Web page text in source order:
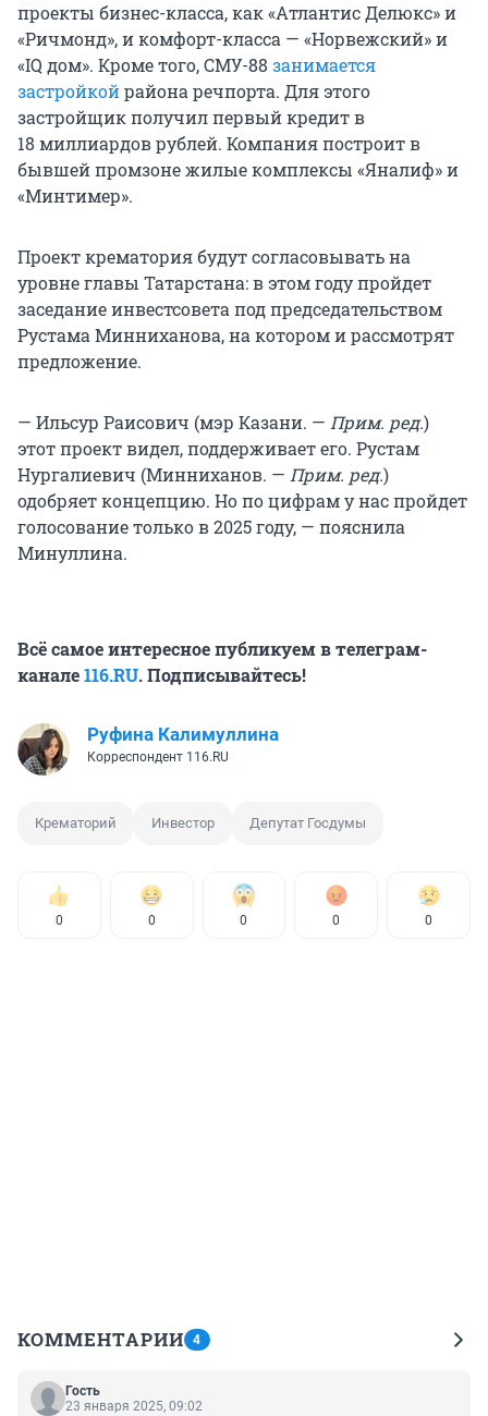
проекты бизнес-класса, как «Атлантис Делюкс» и
«Ричмонд», и комфорт-класса — «Норвежский» и
«IQ дом». Кроме того, СМУ-88 занимается
застройкойрайона речпорта. Для этого
застройщик получил первый кредит в
18 миллиардов рублей. Компания построит в
бывшей промзоне жилые комплексы «Яналиф» и
«Минтимер».
Проект крематория будут согласовывать на
уровне главы Татарстана: в этом году пройдет
заседание инвестсовета под председательством
Рустама Минниханова, на котором и рассмотрят
предложение.
— Ильсур Раисович (мэр Казани. — Прим. ред.)
этот проект видел, поддерживает его. Рустам
Нургалиевич (Минниханов. — Прим. ред.)
одобряет концепцию. Но по цифрам у нас пройдет
голосование только в 2025 году, — пояснила
Минуллина.
Всё самое интересное публикуем в телеграм-
канале116.RU. Подписывайтесь!
Руфина Калимуллина
Корреспондент 116.RU
Крематорий Инвестор Депутат Госдумы
0 0 0 0 0
КОММЕНТАРИИ 4
Гость
23 января 2025, 09:02